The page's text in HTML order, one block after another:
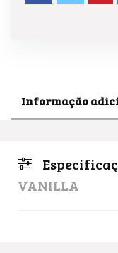
Informação
VANILLA